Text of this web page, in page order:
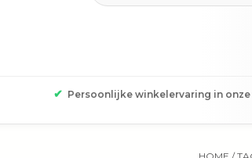
✔ Persoonlijke winkelervaring in onze